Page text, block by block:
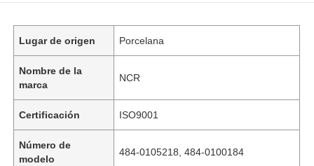
Lugar de origen Porcelana
Nombre de la
marca
NCR
Certificación ISO9001
Número de
modelo
484-0105218, 484-0100184